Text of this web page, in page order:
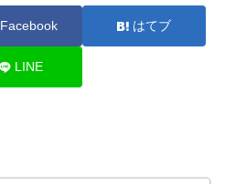
Facebook はてブ
LINE